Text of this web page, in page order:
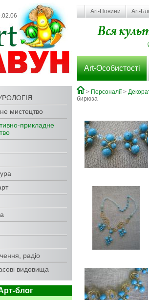
Art-Новини Art-
Art-Особистості
мистецтво
прикладне
радіо
видовища
блог
> Персоналії>
бирюза